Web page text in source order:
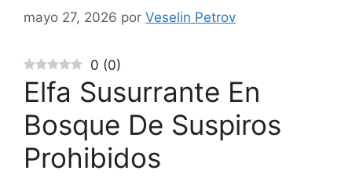
mayo 27, 2026 por Veselin Petrov
0 (0)
Elfa Susurrante En
Bosque De Suspiros
Prohibidos